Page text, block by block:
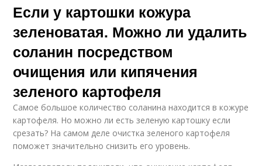
Если у картошки кожура
зеленоватая. Можно ли удалить
соланин посредством
очищения или кипячения
зеленого картофеля
Самое большое количество соланина находится в кожуре
картофеля. Но можно ли есть зеленую картошку если
срезать? На самом деле очистка зеленого картофеля
поможет значительно снизить его уровень.